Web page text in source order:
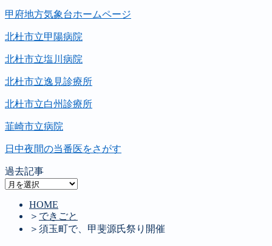
甲府地方気象台ホームページ
北杜市立甲陽病院
北杜市立塩川病院
北杜市立逸見診療所
北杜市立白州診療所
韮崎市立病院
日中夜間の当番医をさがす
過去記事
過
HOME
＞ できごと
＞ 須玉町で、甲斐源氏祭り開催